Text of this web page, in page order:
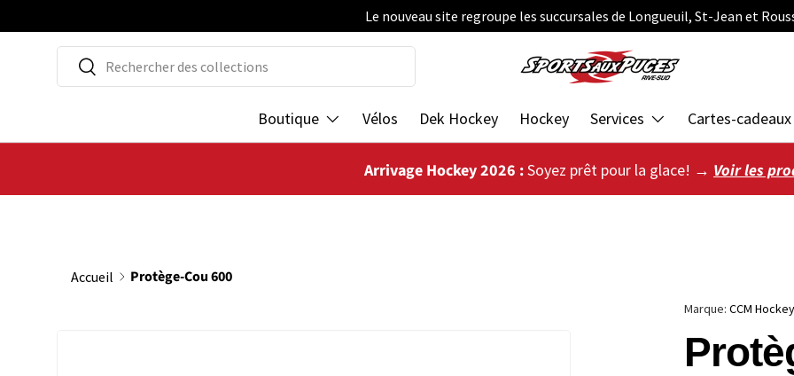
ALLER AU CONTENU
Le nouveau site regroupe les succursales de Longueuil, St-Jean et
Recherche
Rechercher
Boutique Vélos Dek Hockey Hockey Services Cartes-cadeaux
Arrivage Hockey 2026 :Soyez prêt pour la glace! → Voir les
Accueil Protège-Cou 600
Marque:CCM Hockey